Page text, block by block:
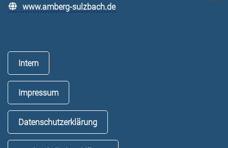
www.amberg-sulzbach.de
Intern
Impressum
Datenschutzerklärung